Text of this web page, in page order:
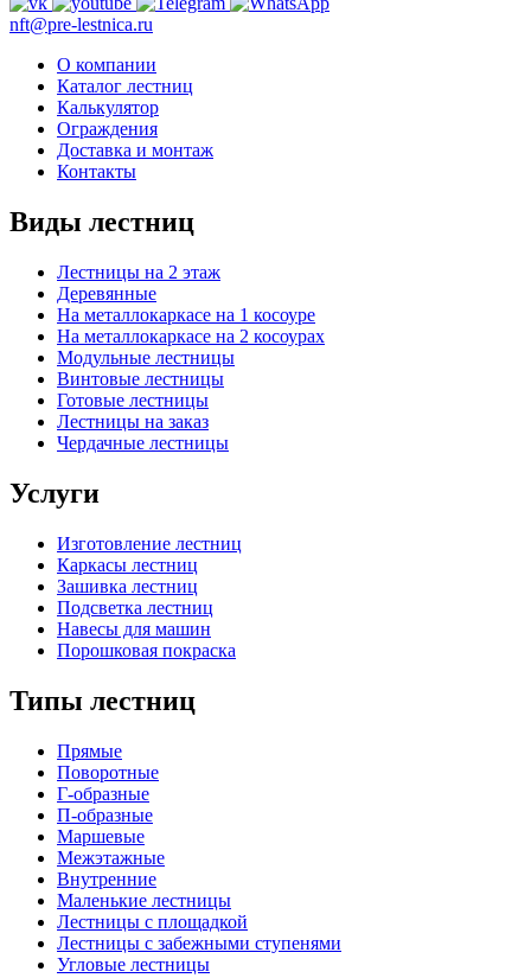
nft@pre-lestnica.ru
О компании
Каталог лестниц
Калькулятор
Ограждения
Доставка и монтаж
Контакты
Виды лестниц
Лестницы на 2 этаж
Деревянные
На металлокаркасе на 1 косоуре
На металлокаркасе на 2 косоурах
Модульные лестницы
Винтовые лестницы
Готовые лестницы
Лестницы на заказ
Чердачные лестницы
Услуги
Изготовление лестниц
Каркасы лестниц
Зашивка лестниц
Подсветка лестниц
Навесы для машин
Порошковая покраска
Типы лестниц
Прямые
Поворотные
Г-образные
П-образные
Маршевые
Межэтажные
Внутренние
Маленькие лестницы
Лестницы с площадкой
Лестницы с забежными ступенями
Угловые лестницы